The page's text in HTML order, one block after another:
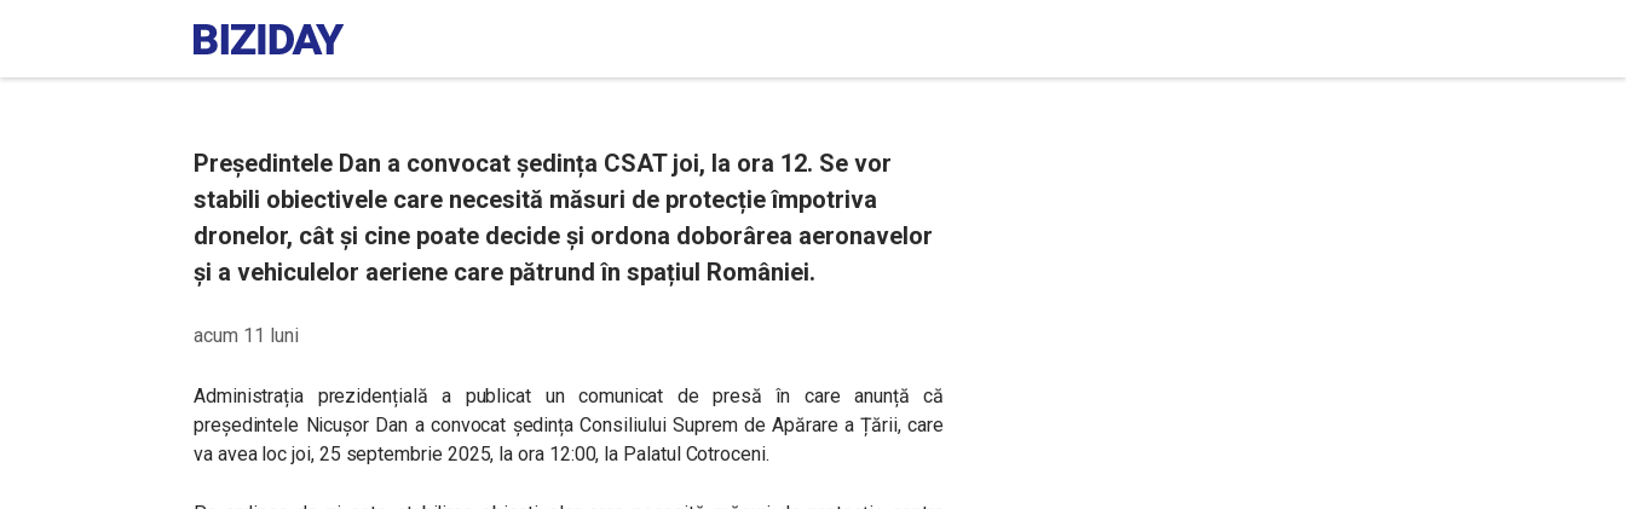
Președintele Dan a convocat ședința CSAT joi, la ora 12. Se vor
stabili obiectivele care necesită măsuri de protecție împotriva
dronelor, cât și cine poate decide și ordona doborârea aeronavelor
și a vehiculelor aeriene care pătrund în spațiul României.
acum 11 luni
Administrația prezidențială a publicat un comunicat de presă în care anunță că
președintele Nicușor Dan a convocat ședința Consiliului Suprem de Apărare a Țării, care
va avea loc joi, 25 septembrie 2025, la ora 12:00, la Palatul Cotroceni.